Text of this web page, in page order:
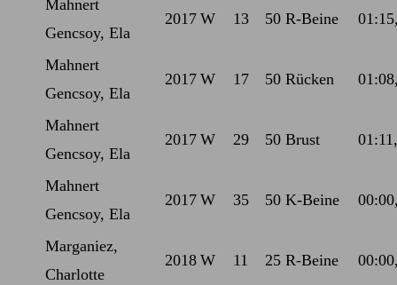
Mahnert
Gencsoy, Ela
2017 W 13 50 R-Beine
Mahnert
Gencsoy, Ela
2017 W 17 50 Rücken
Mahnert
Gencsoy, Ela
2017 W 29 50 Brust
Mahnert
Gencsoy, Ela
2017 W 35 50 K-Beine
Marganiez,
Charlotte
2018 W 11 25 R-Beine